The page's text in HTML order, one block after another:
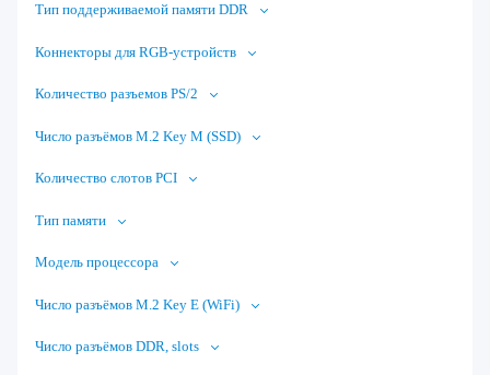
Тип поддерживаемой памяти DDR
Коннекторы для RGB-устройств
Количество разъемов PS/2
Число разъёмов M.2 Key M (SSD)
Количество слотов PCI
Тип памяти
Модель процессора
Число разъёмов M.2 Key E (WiFi)
Число разъёмов DDR, slots